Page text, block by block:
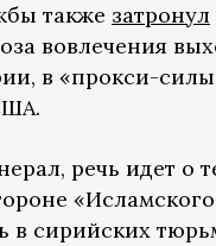
также затронул
вовлечения
в «прокси-
речь идет о
в сирийских